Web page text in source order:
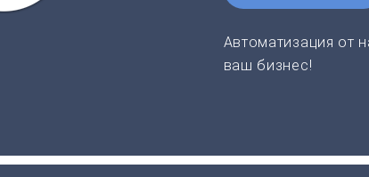
Автоматизация от
ваш бизнес!